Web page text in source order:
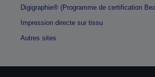
Digigraphie® (Programme de certification
Impression directe sur tissu
Autres sites